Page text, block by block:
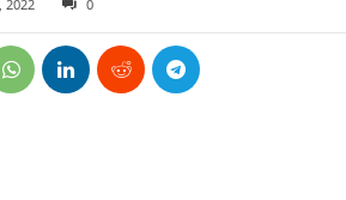
2022 0